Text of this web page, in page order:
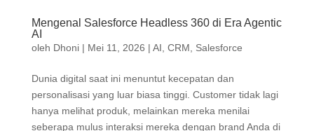
Mengenal Salesforce Headless 360 di Era Agentic
AI
oleh Dhoni| Mei 11, 2026 | AI CRM Salesforce
Dunia digital saat ini menuntut kecepatan dan
personalisasi yang luar biasa tinggi. Customer tidak lagi
hanya melihat produk, melainkan mereka menilai
seberapa mulus interaksi mereka dengan brand Anda di